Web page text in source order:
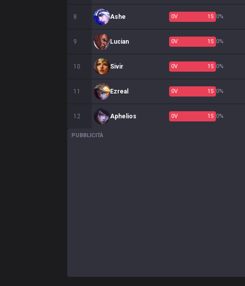
8 Ashe 0V 1 S 0%
9 Lucian 0V 1 S 0%
10 Sivir 0V 1 S 0%
11 Ezreal 0V 1 S 0%
12 Aphelios 0V 1 S 0%
PUBBLICITÀ